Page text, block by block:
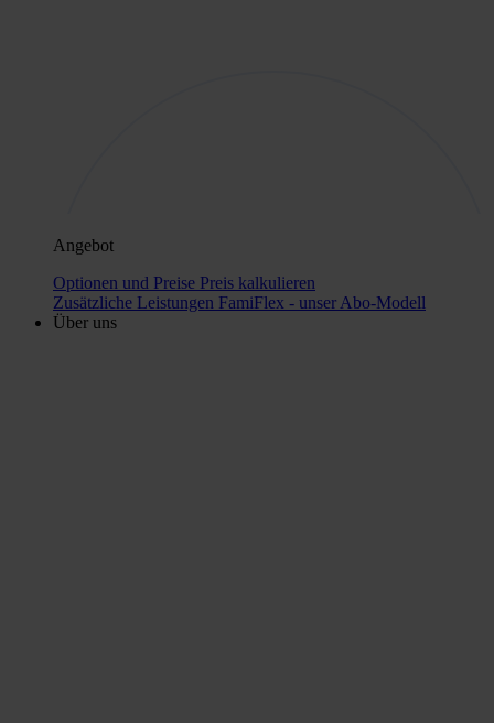
Angebot
Optionen und Preise Preis kalkulieren
Zusätzliche Leistungen FamiFlex - unser Abo-Modell
Über uns